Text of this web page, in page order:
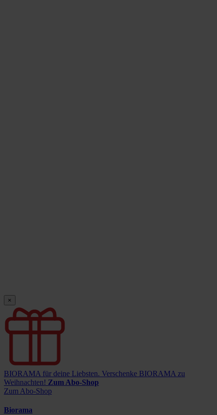
×
BIORAMA für deine Liebsten. Verschenke BIORAMA zu
Weihnachten! Zum Abo-Shop
Zum Abo-Shop
Biorama